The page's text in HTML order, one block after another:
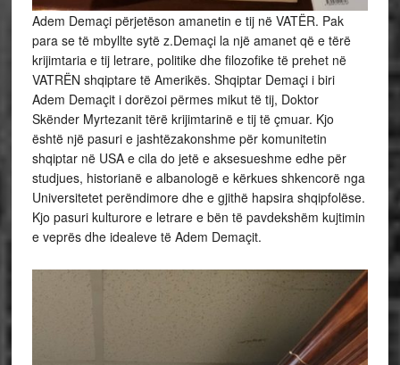
Adem Demaçi përjetëson amanetin e tij në VATËR. Pak
para se të mbyllte sytë z.Demaçi la një amanet që e tërë
krijimtaria e tij letrare, politike dhe filozofike të prehet në
VATRËN shqiptare të Amerikës. Shqiptar Demaçi i biri
Adem Demaçit i dorëzoi përmes mikut të tij, Doktor
Skënder Myrtezanit tërë krijimtarinë e tij të çmuar. Kjo
është një pasuri e jashtëzakonshme për komunitetin
shqiptar në USA e cila do jetë e aksesueshme edhe për
studjues, historianë e albanologë e kërkues shkencorë nga
Universitetet perëndimore dhe e gjithë hapsira shqipfolëse.
Kjo pasuri kulturore e letrare e bën të pavdekshëm kujtimin
e veprës dhe idealeve të Adem Demaçit.